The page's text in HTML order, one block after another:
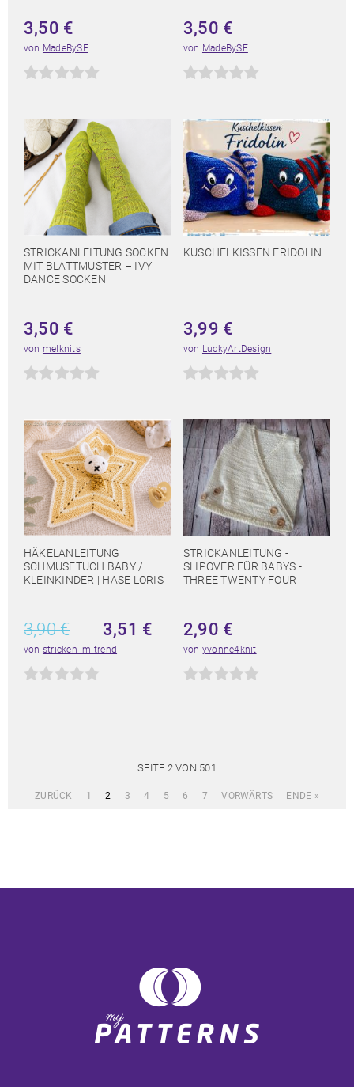
3,50 €
von MadeBySE
3,50 €
von MadeBySE
STRICKANLEITUNG SOCKEN
MIT BLATTMUSTER – IVY
DANCE SOCKEN
3,50 €
von melknits
KUSCHELKISSEN FRIDOLIN
3,99 €
von LuckyArtDesign
HÄKELANLEITUNG
SCHMUSETUCH BABY /
KLEINKINDER | HASE LORIS
3,90€ 3,51 €
von stricken-im-trend
STRICKANLEITUNG -
SLIPOVER FÜR BABYS -
THREE TWENTY FOUR
2,90 €
von yvonne4knit
SEITE 2 VON 501
ZURÜCK 1 2 3 4 5 6 7 VORWÄRTS ENDE »